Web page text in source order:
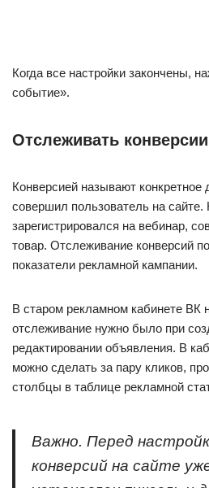
Когда все настройки закончены,
событие».
Отслеживать конверсии
Конверсией называют конкретное
совершил пользователь на сайте.
зарегистрировался на вебинар,
товар. Отслеживание конверсий
показатели рекламной кампании.
В старом рекламном кабинете ВК
отслеживание нужно было при
редактировании объявления. В
можно сделать за пару кликов,
столбцы в таблице рекламной
Важно. Перед
конверсий на сайте